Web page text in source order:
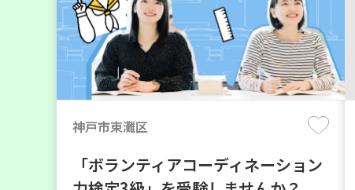
神戸市東灘区
「ボランティアコーディネーション